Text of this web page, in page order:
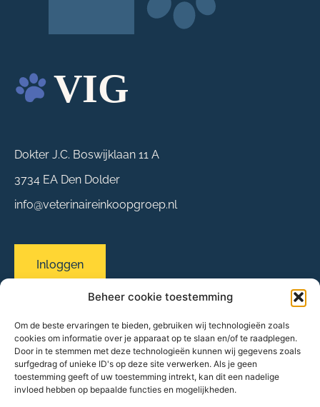
Beheer cookie toestemming
Om de beste ervaringen te bieden, gebruiken wij technologieën zoals
cookies om informatie over je apparaat op te slaan en/of te raadplegen.
Door in te stemmen met deze technologieën kunnen wij gegevens zoals
surfgedrag of unieke ID's op deze site verwerken. Als je geen
toestemming geeft of uw toestemming intrekt, kan dit een nadelige
invloed hebben op bepaalde functies en mogelijkheden.
Dokter J.C. Boswijklaan 11 A
3734 EA Den Dolder
info@veterinaireinkoopgroep.nl
Inloggen
Sitemap
Over ons
Evenementen
Onze praktijken
Partners & leveranciers